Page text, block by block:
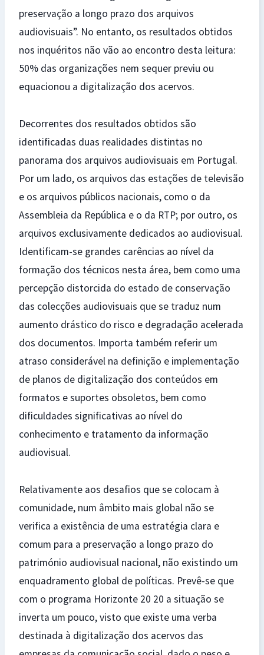
preservação a longo prazo dos arquivos
audiovisuais”. No entanto, os resultados obtidos
nos inquéritos não vão ao encontro desta leitura:
50% das organizações nem sequer previu ou
equacionou a digitalização dos acervos.
Decorrentes dos resultados obtidos são
identificadas duas realidades distintas no
panorama dos arquivos audiovisuais em Portugal.
Por um lado, os arquivos das estações de televisão
e os arquivos públicos nacionais, como o da
Assembleia da República e o da RTP; por outro, os
arquivos exclusivamente dedicados ao audiovisual.
Identificam-se grandes carências ao nível da
formação dos técnicos nesta área, bem como uma
percepção distorcida do estado de conservação
das colecções audiovisuais que se traduz num
aumento drástico do risco e degradação acelerada
dos documentos. Importa também referir um
atraso considerável na definição e implementação
de planos de digitalização dos conteúdos em
formatos e suportes obsoletos, bem como
dificuldades significativas ao nível do
conhecimento e tratamento da informação
audiovisual.
Relativamente aos desafios que se colocam à
comunidade, num âmbito mais global não se
verifica a existência de uma estratégia clara e
comum para a preservação a longo prazo do
património audiovisual nacional, não existindo um
enquadramento global de políticas. Prevê-se que
com o programa Horizonte 20 20 a situação se
inverta um pouco, visto que existe uma verba
destinada à digitalização dos acervos das